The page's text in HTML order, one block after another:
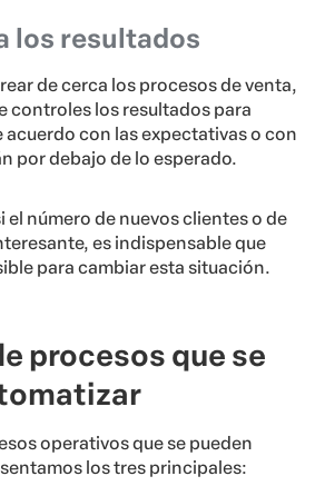
los resultados
de cerca los procesos de venta,
controles los resultados para
acuerdo con las expectativas o con
por debajo de lo esperado.
el número de nuevos clientes o de
es indispensable que
para cambiar esta situación.
procesos que se
operativos que se pueden
los tres principales: